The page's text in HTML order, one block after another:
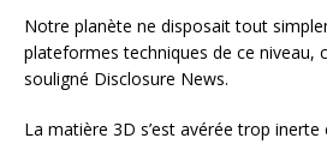
Notre planète ne disposait tout
plateformes techniques de ce niveau,
souligné Disclosure News.
La matière 3D s’est avérée trop